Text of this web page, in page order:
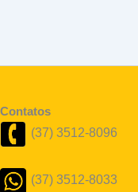
Contatos
(37) 3512-8096
(37) 3512-8033